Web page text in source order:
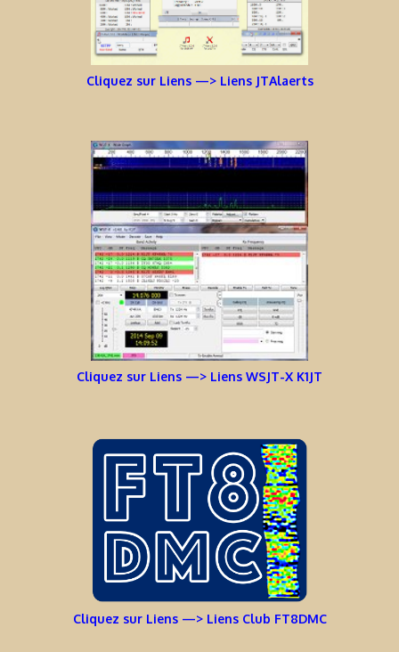
Cliquez sur Liens —> Liens JTAlaerts
Cliquez sur Liens —> Liens WSJT-X K1JT
Cliquez sur Liens —> Liens Club FT8DMC